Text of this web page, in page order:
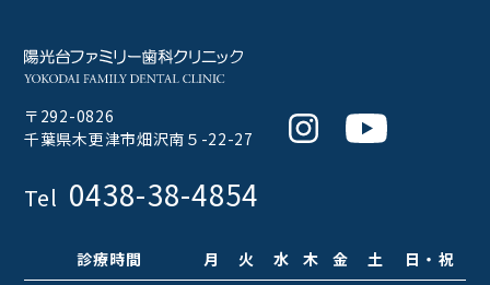
〒292-0826
千葉県木更津市畑沢南５-22-27
InstagramYoutube
Tel 0438-38-4854
診療時間 月 火 水 木 金 土
日・祝